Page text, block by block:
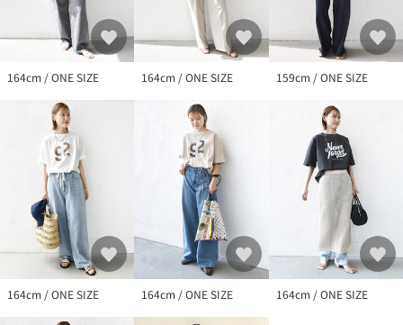
ると剥離しやすくなります。また、水洗いやクリーニングを繰り
返すことにより、多少色合い等が薄くなります。
※プリント部分にはもみ洗いは避け、直接アイロンをあてないで
ください。
す。商品のお色味は、物撮り画像をご参考にしてください。
※末永く愛用頂く為に、アテンションタグを必ずご確認の上、着
用又はお取り扱いください。
※画像の商品はサンプルです。
実際の商品と仕様、加工、サイズが若干異なる場合がございま
す。
164cm / ONE SIZE 164cm / ONE SIZE 159cm / ONE SIZE
164cm / ONE SIZE 164cm / ONE SIZE 164cm / ONE SIZE